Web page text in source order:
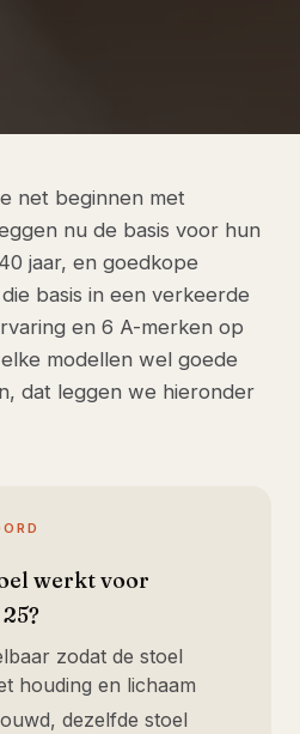
net beginnen met
nu de basis voor hun
jaar, en goedkope
basis in een verkeerde
en 6 A-merken op
modellen wel goede
dat leggen we hieronder
werkt voor
zodat de stoel
houding en lichaam
dezelfde stoel